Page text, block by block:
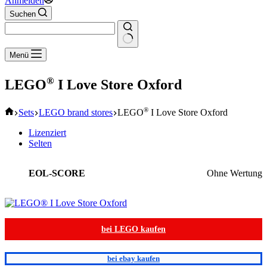
Suchen
Keine
Ergebnisse
Menü
LEGO® I Love Store Oxford
Start
Sets LEGO brand stores LEGO® I Love Store Oxford
Lizenziert
Selten
EOL-SCORE Ohne Wertung
bei LEGO kaufen
bei ebay kaufen